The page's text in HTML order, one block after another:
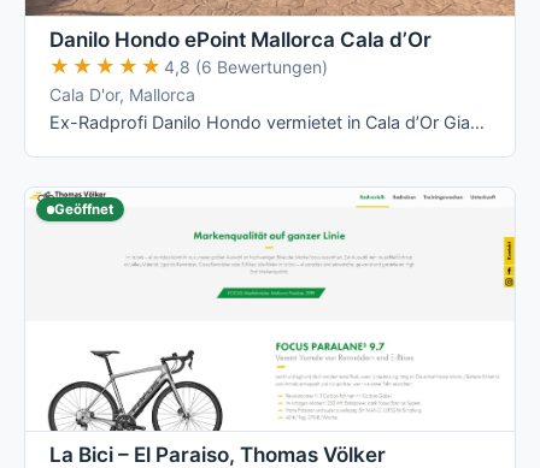
Danilo Hondo ePoint Mallorca Cala d’Or
★★★★★
★★★★★ 4,8 (6 Bewertungen)
Cala D'or, Mallorca
Ex-Radprofi Danilo Hondo vermietet in Cala d’Or Giant- und Liv-Räder – vom Rennrad über Mountainbike bis zum E-Bike – und betreibt dort ein …
Geöffnet
La Bici – El Paraiso, Thomas Völker